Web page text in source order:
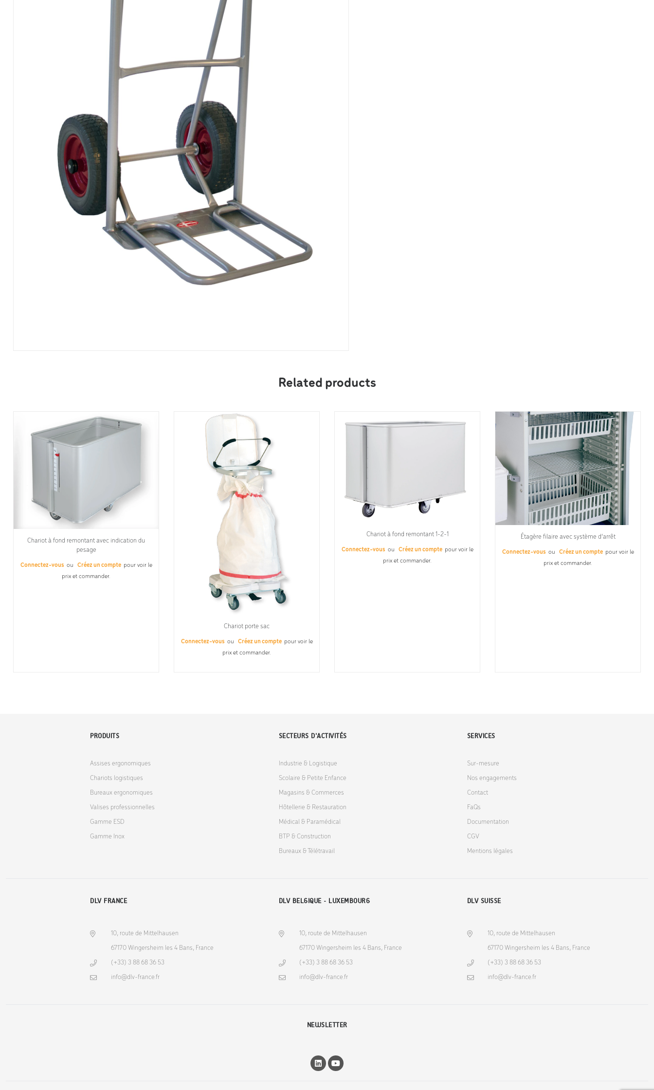
Related products
Chariot à fond remontant avec indication du
pesage
Connectez-vous ou Créez un compte pour voir le
prix et commander.
Chariot porte sac
Connectez-vous ou Créez un compte pour voir le
prix et commander.
Chariot à fond remontant 1-2-1
Connectez-vous ou Créez un compte pour voir le
prix et commander.
Étagère filaire avec système d’arrêt
Connectez-vous ou Créez un compte pour voir le
prix et commander.
PRODUITS
Assises ergonomiques
Chariots logistiques
Bureaux ergonomiques
Valises professionnelles
Gamme ESD
Gamme Inox
SECTEURS D'ACTIVITÉS
Industrie & Logistique
Scolaire & Petite Enfance
Magasins & Commerces
Hôtellerie & Restauration
Médical & Paramédical
BTP & Construction
Bureaux & Télétravail
SERVICES
Sur-mesure
Nos engagements
Contact
FaQs
Documentation
CGV
Mentions légales
DLV FRANCE
10, route de Mittelhausen
67170 Wingersheim les 4 Bans, France
(+33) 3 88 68 36 53
info@dlv-france.fr
DLV BELGIQUE - LUXEMBOURG
10, route de Mittelhausen
67170 Wingersheim les 4 Bans, France
(+33) 3 88 68 36 53
info@dlv-france.fr
DLV SUISSE
10, route de Mittelhausen
67170 Wingersheim les 4 Bans, France
(+33) 3 88 68 36 53
info@dlv-france.fr
NEWSLETTER